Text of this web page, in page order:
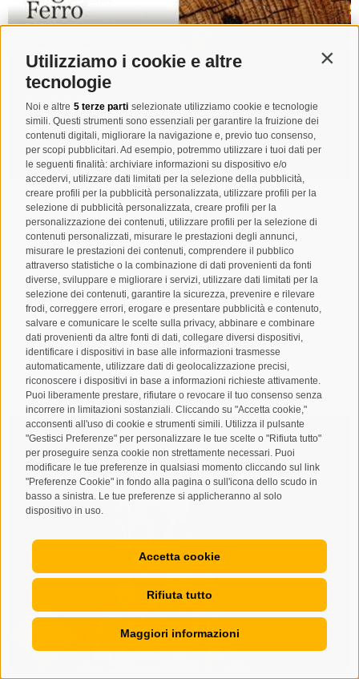
Utilizziamo i cookie e altre
tecnologie
Noi e altre 5 terze parti selezionate utilizziamo cookie e tecnologie
simili. Questi strumenti sono essenziali per garantire la fruizione dei
contenuti digitali, migliorare la navigazione e, previo tuo consenso,
per scopi pubblicitari. Ad esempio, potremmo utilizzare i tuoi dati per
le seguenti finalità: archiviare informazioni su dispositivo e/o
accedervi, utilizzare dati limitati per la selezione della pubblicità,
creare profili per la pubblicità personalizzata, utilizzare profili per la
selezione di pubblicità personalizzata, creare profili per la
personalizzazione dei contenuti, utilizzare profili per la selezione di
contenuti personalizzati, misurare le prestazioni degli annunci,
misurare le prestazioni dei contenuti, comprendere il pubblico
attraverso statistiche o la combinazione di dati provenienti da fonti
diverse, sviluppare e migliorare i servizi, utilizzare dati limitati per la
selezione dei contenuti, garantire la sicurezza, prevenire e rilevare
frodi, correggere errori, erogare e presentare pubblicità e contenuto,
salvare e comunicare le scelte sulla privacy, abbinare e combinare
dati provenienti da altre fonti di dati, collegare diversi dispositivi,
identificare i dispositivi in base alle informazioni trasmesse
automaticamente, utilizzare dati di geolocalizzazione precisi,
riconoscere i dispositivi in base a informazioni richieste attivamente.
Puoi liberamente prestare, rifiutare o revocare il tuo consenso senza
incorrere in limitazioni sostanziali. Cliccando su "Accetta cookie,"
acconsenti all'uso di cookie e strumenti simili. Utilizza il pulsante
"Gestisci Preferenze" per personalizzare le tue scelte o "Rifiuta tutto"
per proseguire senza cookie non strettamente necessari. Puoi
modificare le tue preferenze in qualsiasi momento cliccando sul link
"Preferenze Cookie" in fondo alla pagina o sull'icona dello scudo in
basso a sinistra. Le tue preferenze si applicheranno al solo
dispositivo in uso.
Accetta cookie
Rifiuta tutto
Maggiori informazioni
Mostra d'arte: "Legno & Ferro"
Questo evento ha luogo anche in altre date.
Campo Tures
08/08/2026
10:00
DETTAGLI